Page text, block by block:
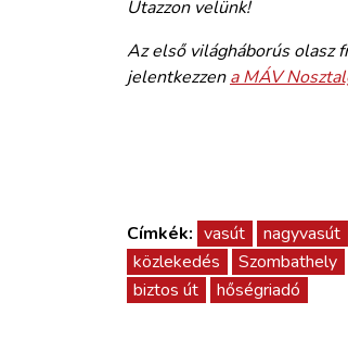
Utazzon velünk!
Az első világháborús olasz
jelentkezzena MÁV
Címkék: vasút nagyvasút
közlekedés
Szombathely
biztos út
hőségriadó